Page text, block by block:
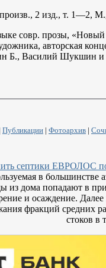
2 изд., т. 1—2,
совр. прозы,
авторская
Б., Василий Шукшин
Публикации | Фотоархив |
септики ЕВРОЛОС
в
из дома попадают в
и осаждение.
фракций средних
стоков в